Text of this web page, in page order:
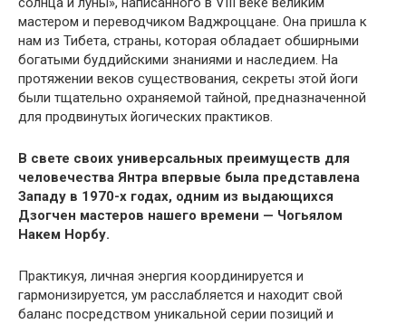
мастером и переводчиком Ваджроццане. Она пришла к
нам из Тибета, страны, которая обладает обширными
богатыми буддийскими знаниями и наследием. На
протяжении веков существования, секреты этой йоги
были тщательно охраняемой тайной, предназначенной
для продвинутых йогических практиков.
В свете своих универсальных преимуществ для
человечества Янтра впервые была представлена
Западу в 1970-х годах, одним из выдающихся
Дзогчен мастеров нашего времени — Чогьялом
Накем Норбу.
Практикуя, личная энергия координируется и
гармонизируется, ум расслабляется и находит свой
баланс посредством уникальной серии позиций и